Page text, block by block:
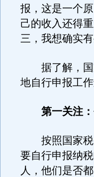
报，这是一个
己的收入还得
三，我想确实
据了解，国
地自行申报工作
第一关注
按照国家税
要自行申报纳
人，他们是否